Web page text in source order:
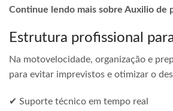
Continue lendo mais sobre Auxilio de
Estrutura profissional
Na motovelocidade, organização e
para evitar imprevistos e otimizar o
✔ Suporte técnico em tempo real